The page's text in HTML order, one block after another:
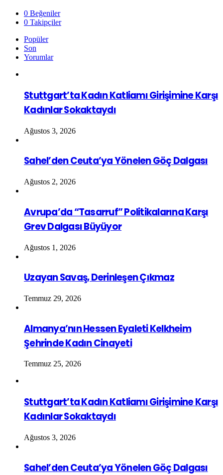
0 Beğeniler
0 Takipçiler
Popüler
Son
Yorumlar
Stuttgart’ta Kadın Katliamı Girişimine Karşı
Kadınlar Sokaktaydı
Ağustos 3, 2026
Sahel’den Ceuta’ya Yönelen Göç Dalgası
Ağustos 2, 2026
Avrupa’da “Tasarruf” Politikalarına Karşı
Grev Dalgası Büyüyor
Ağustos 1, 2026
Uzayan Savaş, Derinleşen Çıkmaz
Temmuz 29, 2026
Almanya’nın Hessen Eyaleti Kelkheim
Şehrinde Kadın Cinayeti
Temmuz 25, 2026
Stuttgart’ta Kadın Katliamı Girişimine Karşı
Kadınlar Sokaktaydı
Ağustos 3, 2026
Sahel’den Ceuta’ya Yönelen Göç Dalgası